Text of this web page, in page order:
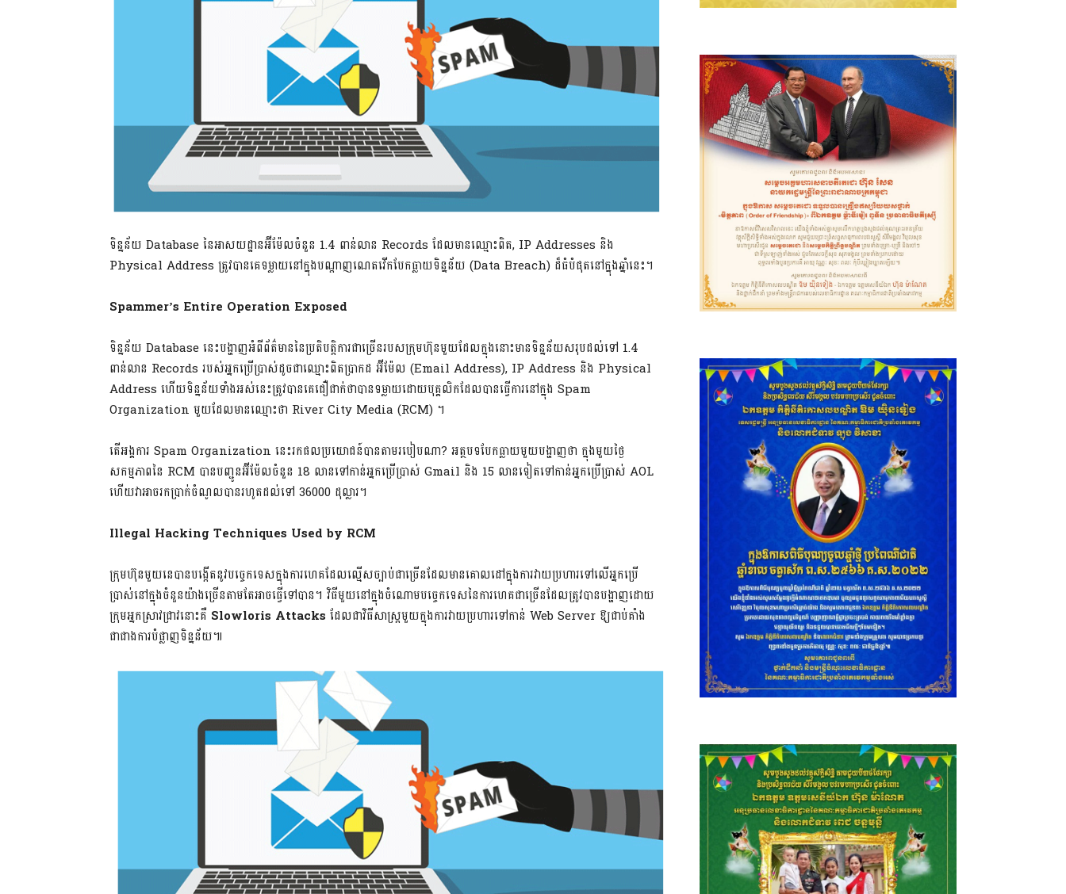
ទិន្នន័យ Database នៃអាសយដ្ឋានអ៊ីម៉ែលចំនួន 1.4 ពាន់លាន Records ដែលមានឈ្មោះពិត, IP Addresses និង
Physical Address ត្រូវបានគេទម្លាយនៅក្នុងបណ្តាញណេតវើកបែកធ្លាយទិន្នន័យ (Data Breach) ដ៏ធំបំផុតនៅក្នុងឆ្នាំនេះ។
Spammer’s Entire Operation Exposed
ទិន្នន័យ Database នេះបង្ហាញអំពីព័ត៌មាននៃប្រតិបត្តិការជាច្រើនរបសក្រុមហ៊ុនមួយដែលក្នុងនោះមានទិន្នន័យសរុបដល់ទៅ 1.4
ពាន់លាន Records របស់អ្នកប្រើប្រាស់ដូចជាឈ្មោះពិតប្រាកដ អ៊ីម៉ែល (Email Address), IP Address និង Physical
Address ហើយទិន្នន័យទាំងអស់នេះត្រូវបានគេជឿជាក់ថាបានទម្លាយដោយបុគ្គលិកដែលបានធ្វើការនៅក្នុង Spam
Organization មួយដែលមានឈ្មោះថា River City Media (RCM) ។
តើអង្គការ Spam Organization នេះរកផលប្រយោជន៍បានតាមរបៀបណា? អត្ថបទបែកធ្លាយមួយបង្ហាញថា ក្នុងមួយថ្ងៃ
សកម្មភាពនៃ RCM បានបញ្ជូនអ៊ីម៉ែលចំនួន 18 លានទៅកាន់អ្នកប្រើប្រាស់ Gmail និង 15 លានទៀតទៅកាន់អ្នកប្រើប្រាស់ AOL
ហើយវាអាចរកប្រាក់ចំណូលបានរហូតដល់ទៅ 36000 ដុល្លារ។
Illegal Hacking Techniques Used by RCM
ក្រុមហ៊ុនមួយនេបានបង្កើតនូវបច្ចេកទេសក្នុងការហេគដែលល្មើសច្បាប់ជាច្រើនដែលមានគោលដៅក្នុងការវាយប្រហារទៅលើអ្នកប្រើ
ប្រាស់នៅក្នុងចំនួនយ៉ាងច្រើនតាមតែអាចធ្វើទៅបាន។ វិធីមួយនៅក្នុងចំណោមបច្ចេកទេសនៃការហេគជាច្រើនដែលត្រូវបានបង្ហាញដោយ
ក្រុមអ្នកស្រាវជ្រាវនោះគឺ Slowloris Attacks ដែលជាវិធីសាស្រ្តមួយក្នុងការវាយប្រហារទៅកាន់ Web Server ឱ្យជាប់គាំង
ជាជាងការបំផ្លាញទិន្នន័យ៕